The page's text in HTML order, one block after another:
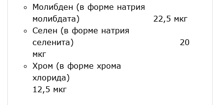
Молибден (в форме натрия
молибдата) 22,5 мкг
Селен (в форме натрия
селенита) 20
мкг
Хром (в форме хрома
хлорида)
12,5 мкг